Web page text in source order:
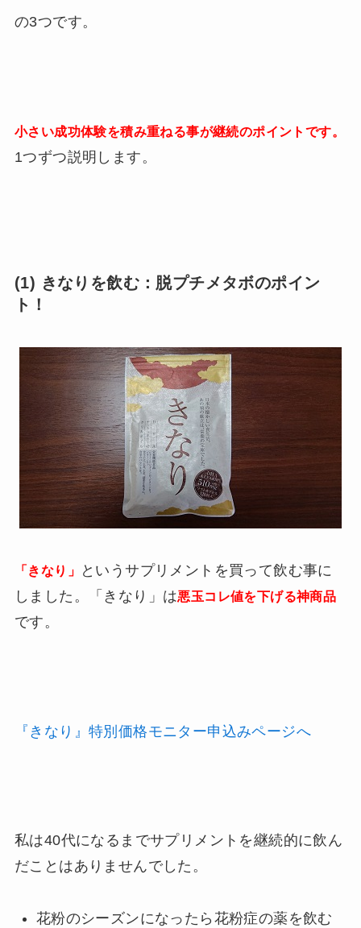
の3つです。
小さい成功体験を積み重ねる事が継続のポイントです。
1つずつ説明します。
(1) きなりを飲む：脱プチメタボのポイン
ト！
「きなり」
というサプリメントを買って飲む事に
しました。「きなり」は悪玉コレ値を下げる神商品
です。
『きなり』特別価格モニター申込みページへ
私は40代になるまでサプリメントを継続的に飲ん
だことはありませんでした。
花粉のシーズンになったら花粉症の薬を飲む